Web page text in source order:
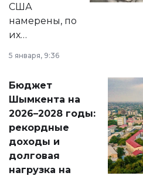
США
намерены, по
их
принести
народу
Венесуэлы.
5 января, 9:36
Бюджет
Шымкента на
2026–2028 годы:
рекордные
доходы и
долговая
нагрузка на